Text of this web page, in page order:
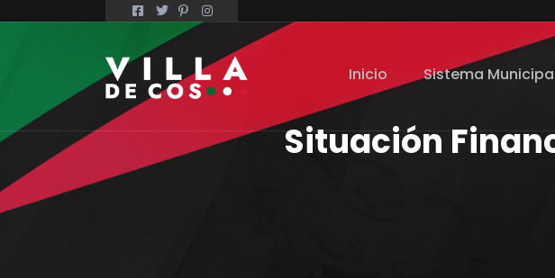
Inicio Sistema
Situación